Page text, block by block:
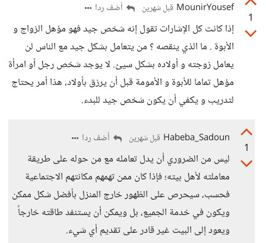
1
MounirYousef قبل شهرين أضف ردا
إذا كانت كل الإشارات تقول إنه شخص جيد فهو مؤهل الزواج و
الأبوة . ما الذي ينقصه ؟ من يتعامل بشكل جيد مع الناس لن
يعامل زوجته و أولاده بشكل سيئ. لا يوجد شخص رجل أو امرأة
مؤهل تماما للأبوة و الأمومة قبل أن يرزق بأولاد، هذا أمر يحتاج
لتدريب و يكفي أن يكون شخص جيد للبدء.
1
Habeba_Sadoun قبل شهرين أضف ردا
ليس من الضروري أن يدل تعامله مع من حوله على طريقة
معاملته لأهل بيته؛ فإذا كان ممن تهمهم مكانتهم الاجتماعية
فحسب، سيحرص على الظهور خارج المنزل بأفضل شكل ممكن
ويكون في خدمة الجميع، بل ويمكن أن يستنفد طاقته خارجاً
ويعود إلى البيت غير قادر على تقديم أي شيء.